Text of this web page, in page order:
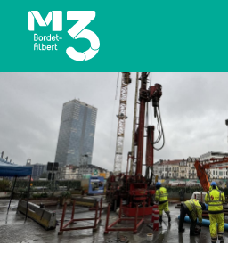
Aller
contenu
principal